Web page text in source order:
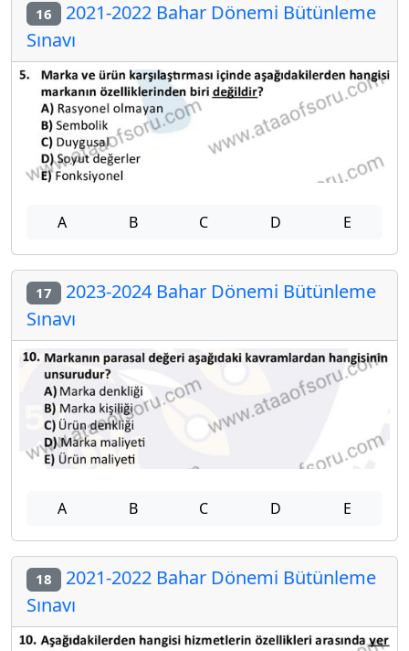
16 2021-2022 Bahar Dönemi Bütünleme
Sınavı
A B C D E
17 2023-2024 Bahar Dönemi Bütünleme
Sınavı
A B C D E
18 2021-2022 Bahar Dönemi Bütünleme
Sınavı